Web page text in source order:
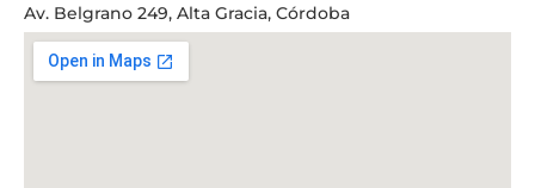
Av. Belgrano 249, Alta Gracia, Córdoba